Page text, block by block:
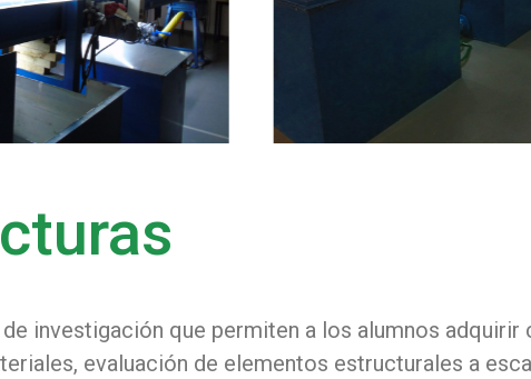
investigación que permiten a los alumnos
evaluación de elementos estructurales a